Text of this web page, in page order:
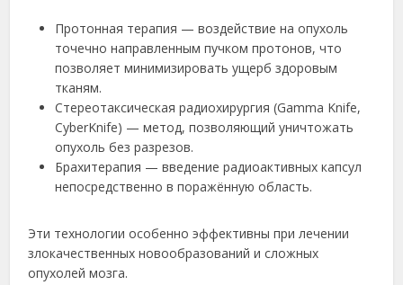
Протонная терапия — воздействие на опухоль
точечно направленным пучком протонов, что
позволяет минимизировать ущерб здоровым
тканям.
Стереотаксическая радиохирургия (Gamma Knife,
CyberKnife) — метод, позволяющий уничтожать
опухоль без разрезов.
Брахитерапия — введение радиоактивных капсул
непосредственно в поражённую область.
Эти технологии особенно эффективны при лечении
злокачественных новообразований и сложных
опухолей мозга.